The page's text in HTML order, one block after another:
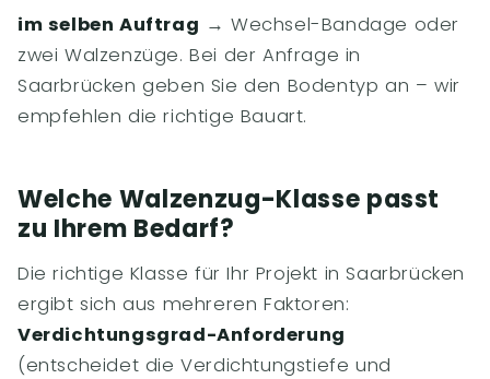
im selben Auftrag → Wechsel-Bandage oder
zwei Walzenzüge. Bei der Anfrage in
Saarbrücken geben Sie den Bodentyp an – wir
empfehlen die richtige Bauart.
Welche Walzenzug-Klasse passt
zu Ihrem Bedarf?
Die richtige Klasse für Ihr Projekt in Saarbrücken
ergibt sich aus mehreren Faktoren:
Verdichtungsgrad-Anforderung
(entscheidet die Verdichtungstiefe und